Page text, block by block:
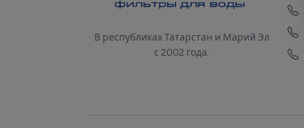
В республиках Татарстан и Марий Эл
с 2002 года.